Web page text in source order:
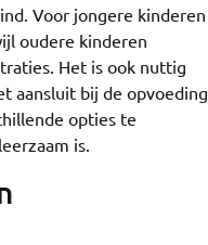
Voor jongere kinderen
oudere kinderen
Het is ook nuttig
aansluit bij de opvoeding
opties te
is.